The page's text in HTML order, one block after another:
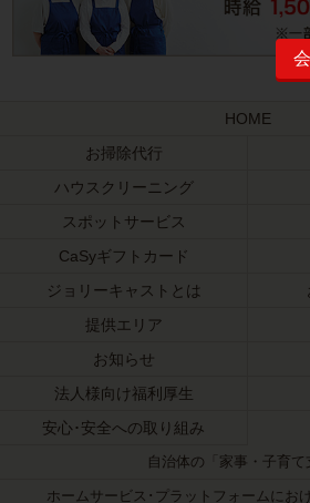
HOME
お掃除代行
ハウスクリーニング
スポットサービス
CaSyギフトカード
ジョリーキャストとは
提供エリア
お知らせ
法人様向け福利厚生
安心･安全への取り組み
自治体の「家事・子育て
ホームサービス･プラットフォームにお